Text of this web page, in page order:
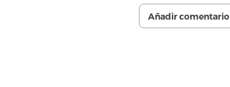
Añadir comentario